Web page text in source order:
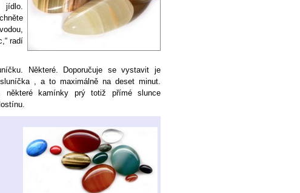
jídlo.
radí
Některé. Doporučuje se vystavit je
, a to maximálně na deset minut.
některé kamínky prý totiž přímé slunce